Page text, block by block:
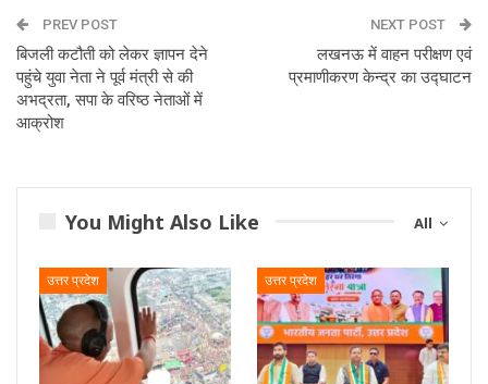
PREV POST
बिजली कटौती को लेकर ज्ञापन देने
पहुंचे युवा नेता ने पूर्व मंत्री से की
अभद्रता, सपा के वरिष्ठ नेताओं में
आक्रोश
NEXT POST
लखनऊ में वाहन परीक्षण एवं
प्रमाणीकरण केन्द्र का उद्घाटन
All
You Might Also Like
उत्तर प्रदेश उत्तर प्रदेश